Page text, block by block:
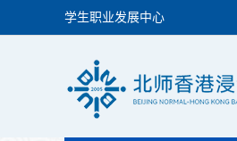
学生职业发展中心